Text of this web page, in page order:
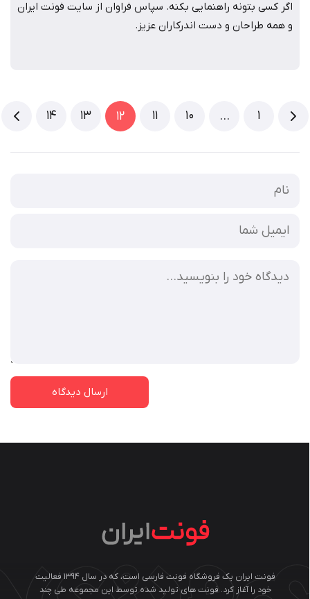
اگر کسی بتونه راهنمایی بکنه. سپاس فراوان از سایت فونت ایران
و همه طراحان و دست اندرکاران عزیز.
1
…
10
11
12
13
14
فونت ایران یک فروشگاه فونت فارسی است، که در سال ۱۳۹۴ فعالیت
خود را آغاز کرد. فونت های تولید شده توسط این مجموعه طی چند